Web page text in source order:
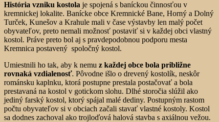
História vzniku kostola je spojená s baníckou činnosťou v
kremnickej lokalite. Banícke obce Kremnické Bane, Horný a Dolný
Turček, Kunešov a Krahule mali v čase výstavby len malý počet
obyvateľov, preto nemali možnosť postaviť si v každej obci vlastný
kostol. Práve preto bol aj s pravdepodobnou podporu mesta
Kremnica postavený spoločný kostol.
Umiestnili ho tak, aby k nemu z každej obce bola približne
rovnaká vzdialenosť. Pôvodne išlo o drevený kostolík, neskôr
románsku kaplnku, ktorá postupne prestala postačovať a bola
prestavaná na kostol v gotickom slohu. Dlhé storočia slúžil ako
jediný farský kostol, ktorý spájal malé dediny. Postupným rastom
počtu obyvateľov si v obciach začali stavať vlastné kostoly. Kostol
sa dodnes zachoval ako trojloďová halová stavba s axiálnou vežou.